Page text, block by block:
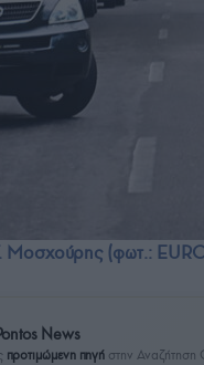
Μοσχούρης (φωτ.:
News
προτιμώμενη πηγή στην